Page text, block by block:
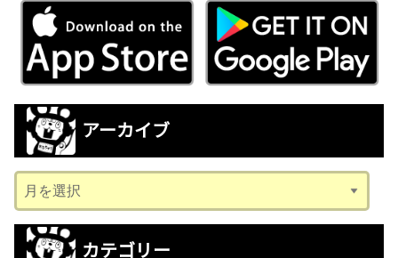
アーカイブ
ー
カ
カテゴリー